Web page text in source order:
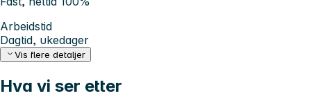
Arbeidstid
Dagtid, ukedager
Vis flere detaljer
Hva vi ser etter